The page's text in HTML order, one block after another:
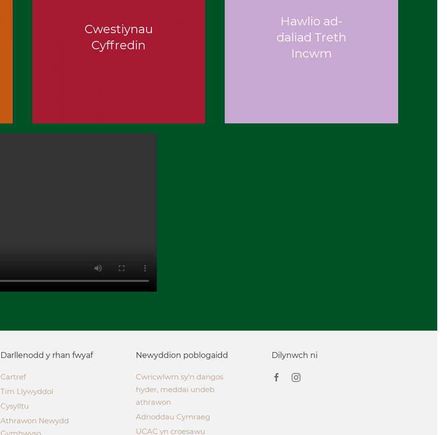
Cwestiynau
Cyffredin
Hawlio ad-
daliad Treth
Incwm
Darllenodd y rhan fwyaf
Cartref
Tim Llywyddol
Cysylltu
Athrawon Newydd
Newyddion poblogaidd
Cwricwlwm sy’n dangos
hyder, meddai undeb
athrawon
Adnoddau Cymraeg
UCAC yn croesawu
Dilynwch ni